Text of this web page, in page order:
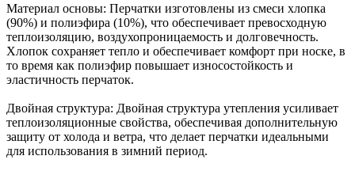
Материал основы: Перчатки изготовлены из смеси хлопка
(90%) и полиэфира (10%), что обеспечивает превосходную
теплоизоляцию, воздухопроницаемость и долговечность.
Хлопок сохраняет тепло и обеспечивает комфорт при носке, в
то время как полиэфир повышает износостойкость и
эластичность перчаток.
Двойная структура: Двойная структура утепления усиливает
теплоизоляционные свойства, обеспечивая дополнительную
защиту от холода и ветра, что делает перчатки идеальными
для использования в зимний период.